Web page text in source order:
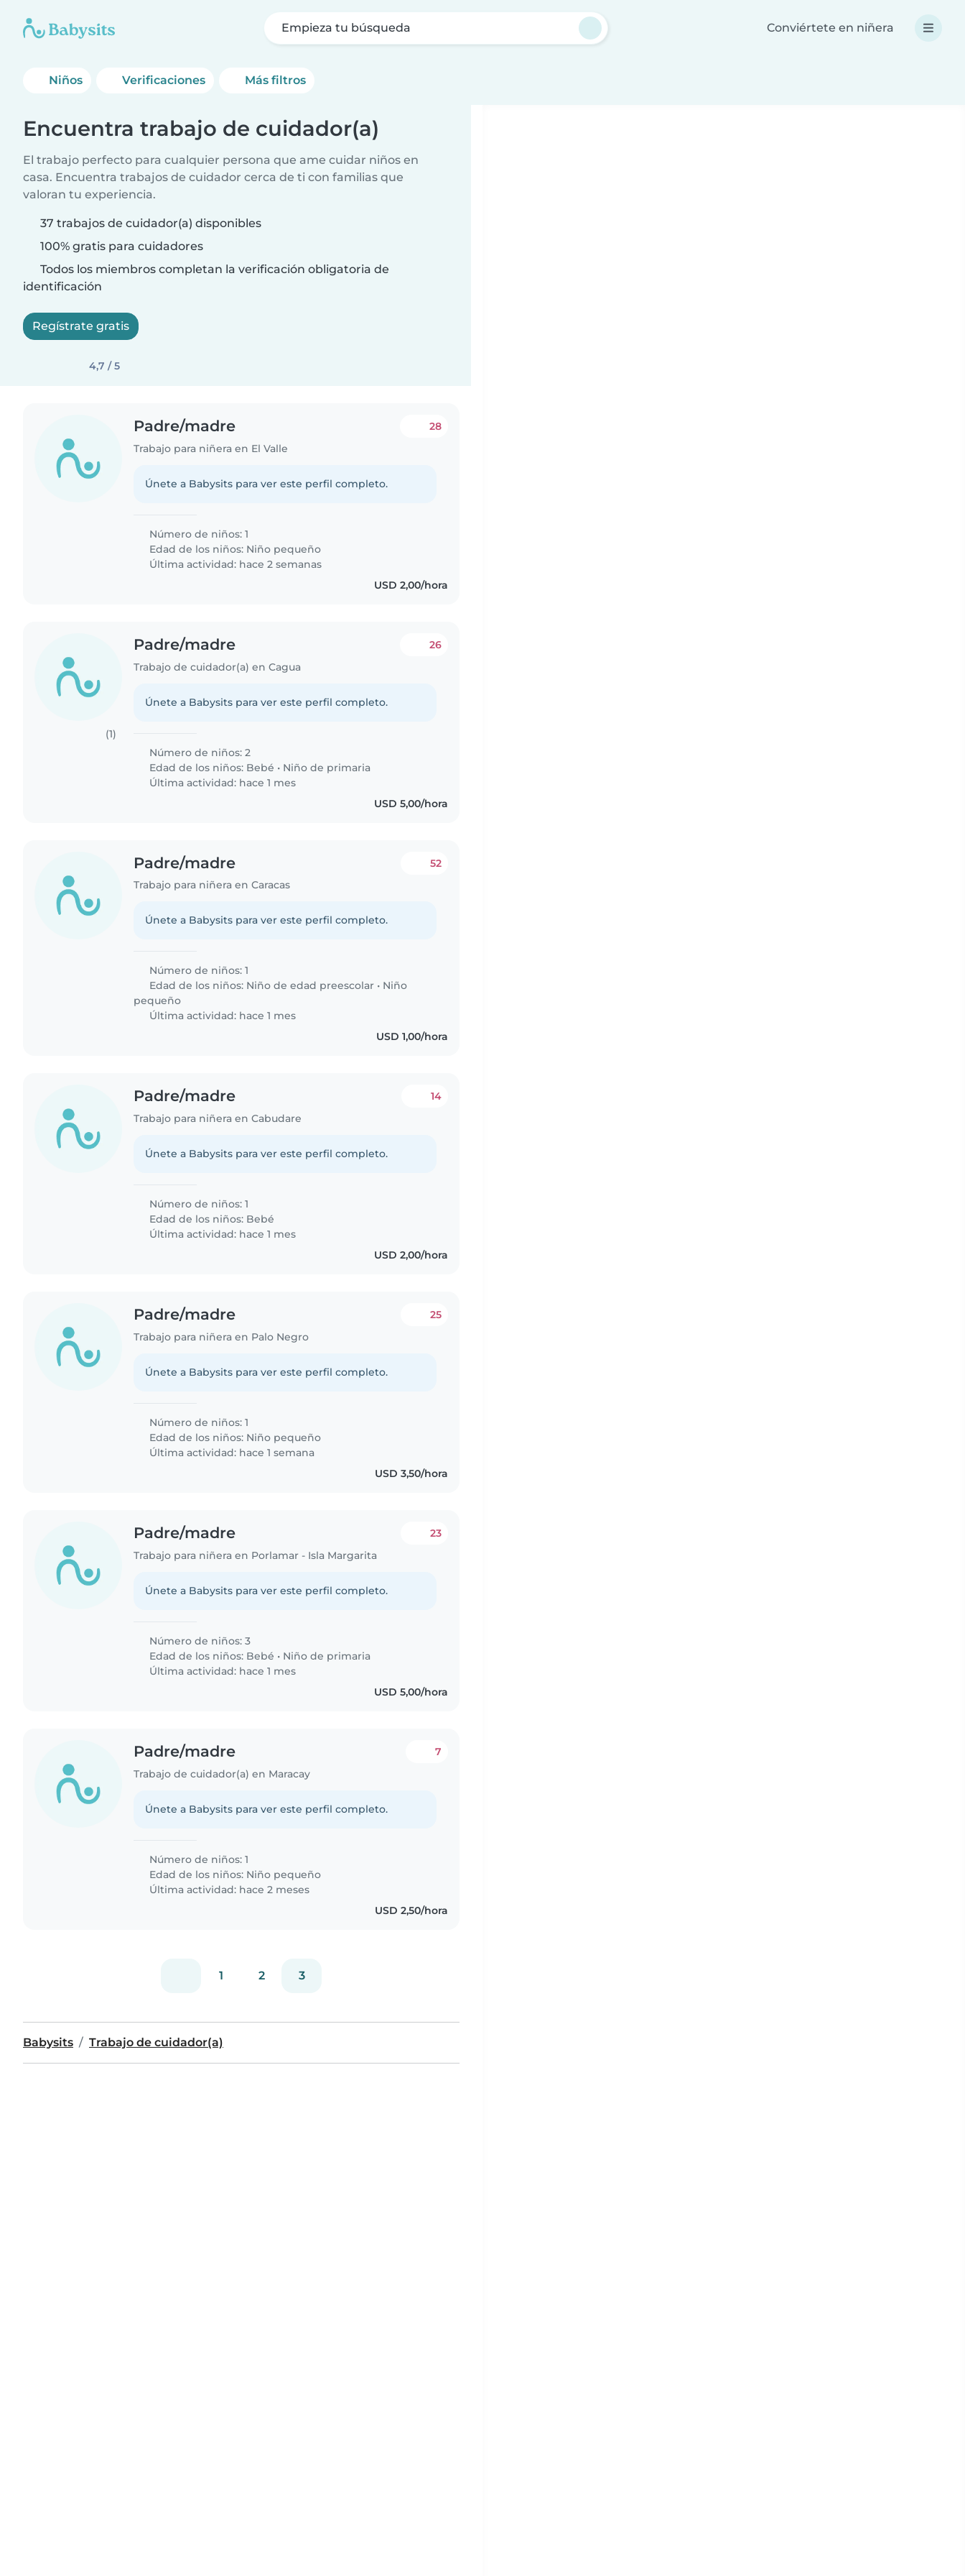
Empieza tu búsqueda Conviértete en niñera
Niños Verificaciones Más filtros
Encuentra trabajo de cuidador(a)
El trabajo perfecto para cualquier persona que ame cuidar niños en
casa. Encuentra trabajos de cuidador cerca de ti con familias que
valoran tu experiencia.
37 trabajos de cuidador(a) disponibles
100% gratis para cuidadores
Todos los miembros completan la verificación obligatoria de
identificación
Regístrate gratis
4,7 / 5
Padre/madre
Trabajo para niñera en El Valle
28
Únete a Babysits para ver este perfil completo.
Número de niños: 1
Edad de los niños: Niño pequeño
Última actividad: hace 2 semanas
USD 2,00/hora
(1)
Padre/madre
Trabajo de cuidador(a) en Cagua
26
Únete a Babysits para ver este perfil completo.
Número de niños: 2
Edad de los niños: Bebé • Niño de primaria
Última actividad: hace 1 mes
USD 5,00/hora
Padre/madre
Trabajo para niñera en Caracas
52
Únete a Babysits para ver este perfil completo.
Número de niños: 1
Edad de los niños: Niño de edad preescolar • Niño
pequeño
Última actividad: hace 1 mes
USD 1,00/hora
Padre/madre
Trabajo para niñera en Cabudare
14
Únete a Babysits para ver este perfil completo.
Número de niños: 1
Edad de los niños: Bebé
Última actividad: hace 1 mes
USD 2,00/hora
Padre/madre
Trabajo para niñera en Palo Negro
25
Únete a Babysits para ver este perfil completo.
Número de niños: 1
Edad de los niños: Niño pequeño
Última actividad: hace 1 semana
USD 3,50/hora
Padre/madre
Trabajo para niñera en Porlamar - Isla Margarita
23
Únete a Babysits para ver este perfil completo.
Número de niños: 3
Edad de los niños: Bebé • Niño de primaria
Última actividad: hace 1 mes
USD 5,00/hora
Padre/madre
Trabajo de cuidador(a) en Maracay
7
Únete a Babysits para ver este perfil completo.
Número de niños: 1
Edad de los niños: Niño pequeño
Última actividad: hace 2 meses
USD 2,50/hora
1 2 3
Babysits Trabajo de cuidador(a)